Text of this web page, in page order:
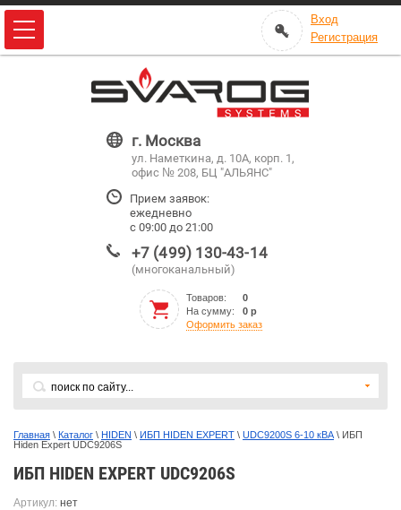
Вход
Регистрация
г. Москва
ул. Наметкина, д. 10А, корп. 1,
офис № 208, БЦ "АЛЬЯНС"
Прием заявок:
ежедневно
с 09:00 до 21:00
+7 (499) 130-43-14
(многоканальный)
Товаров:
0
На сумму:
0 р
Оформить заказ
Главная \ Каталог \ HIDEN \ ИБП HIDEN EXPERT \ UDC9200S 6-10 кВА \ ИБП
Hiden Expert UDC9206S
ИБП HIDEN EXPERT UDC9206S
Артикул: нет